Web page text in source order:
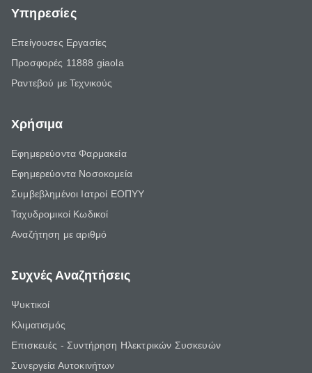
Υπηρεσίες
Επείγουσες Εργασίες
Προσφορές 11888 giaola
Ραντεβού με Τεχνικούς
Χρήσιμα
Εφημερεύοντα Φαρμακεία
Εφημερεύοντα Νοσοκομεία
Συμβεβλημένοι Ιατροί ΕΟΠΥΥ
Ταχυδρομικοί Κωδικοί
Αναζήτηση με αριθμό
Συχνές Αναζητήσεις
Ψυκτικοί
Κλιματισμός
Επισκευές - Συντήρηση Ηλεκτρικών Συσκευών
Συνεργεία Αυτοκινήτων